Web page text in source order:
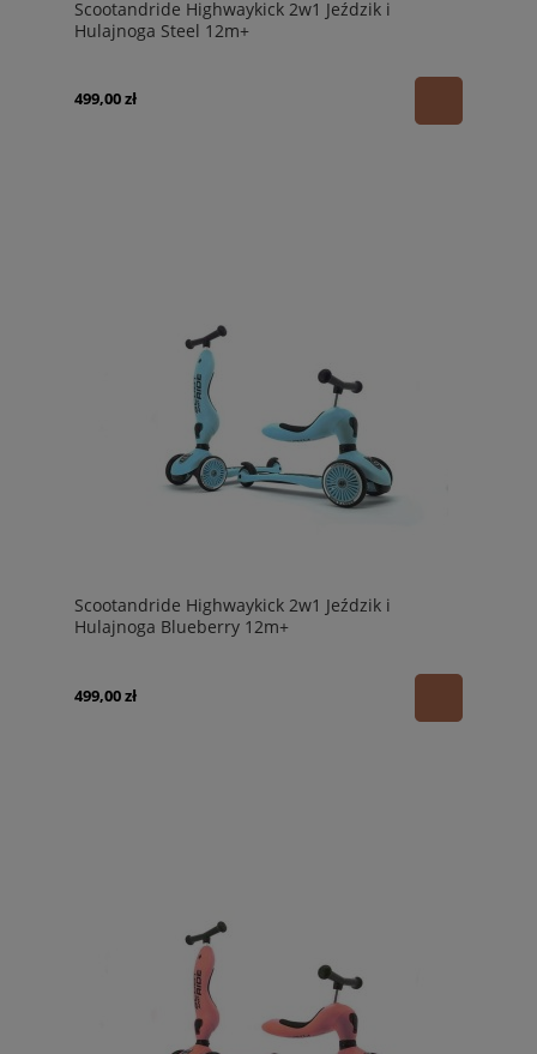
Scootandride Highwaykick 2w1 Jeździk i
Hulajnoga Steel 12m+
499,00 zł
Scootandride Highwaykick 2w1 Jeździk i
Hulajnoga Blueberry 12m+
499,00 zł